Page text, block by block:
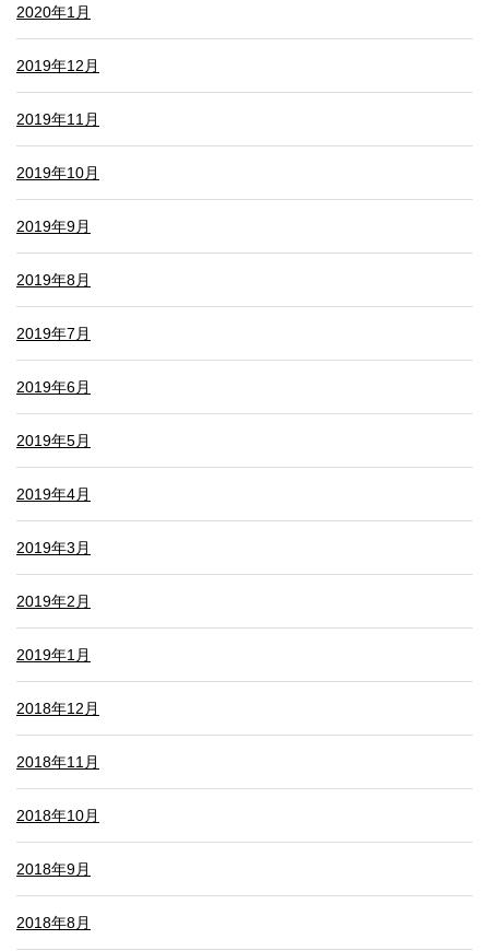
2020年1月
2019年12月
2019年11月
2019年10月
2019年9月
2019年8月
2019年7月
2019年6月
2019年5月
2019年4月
2019年3月
2019年2月
2019年1月
2018年12月
2018年11月
2018年10月
2018年9月
2018年8月